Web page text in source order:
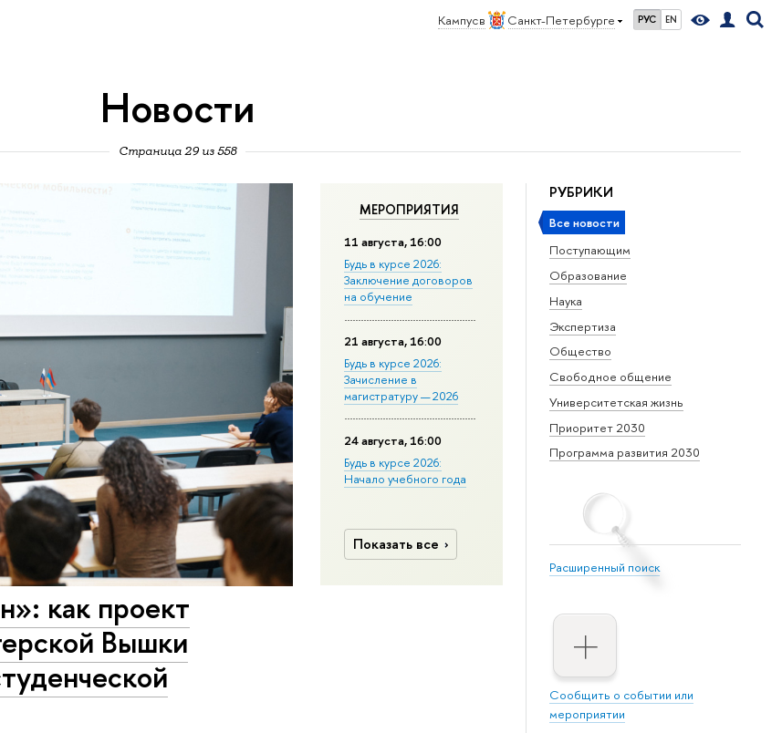
Кампус в Санкт-Петербурге РУС EN
Новости
Страница 29 из 558
РУБРИКИ
Все новости
Поступающим
Образование
Наука
Экспертиза
Общество
Свободное общение
Университетская жизнь
Приоритет 2030
Программа развития 2030
Расширенный поиск
Сообщить о событии или
мероприятии
МЕРОПРИЯТИЯ
11 августа, 16:00
Будь в курсе 2026:
Заключение договоров
на обучение
21 августа, 16:00
Будь в курсе 2026:
Зачисление в
магистратуру — 2026
24 августа, 16:00
Будь в курсе 2026:
Начало учебного года
Показать все
как проект
Вышки